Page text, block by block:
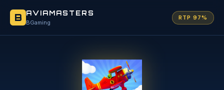
B AVIAMASTERS
BGaming
RTP 97%